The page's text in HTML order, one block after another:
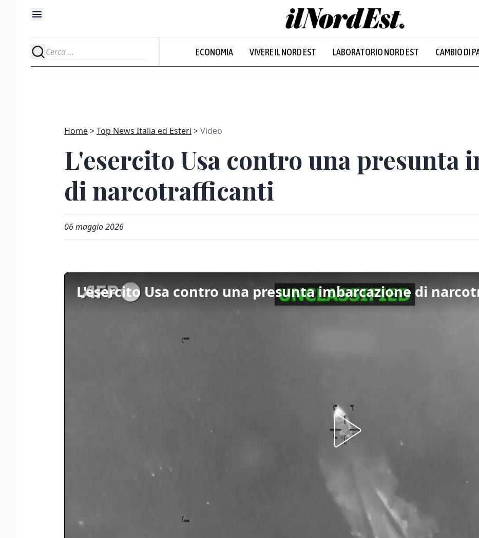
ECONOMIA VIVERE IL NORD EST LABORATORIO NORD EST CAMBIO DI
Home Top News Italia ed Esteri Video
L'esercito Usa contro una presunta
di narcotrafficanti
06 maggio 2026
L'esercito Usa contro una presunta imbarcazione di